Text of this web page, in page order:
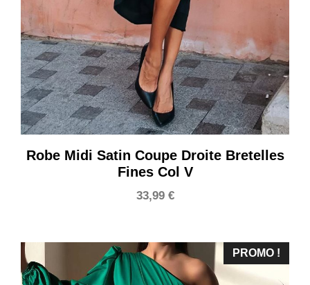
Robe Midi Satin Coupe Droite Bretelles
Fines Col V
33,99 €
PROMO !